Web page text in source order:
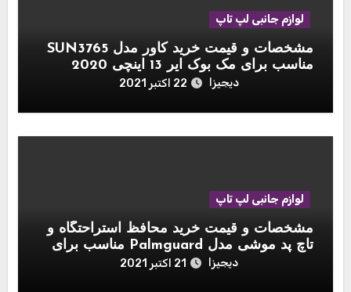
لوازم جانبی لپ تاپ
مشخصات و قیمت خرید کاور مدل SUN3765
مناسب برای مک بوک ایر 13 اینچی 2020
دیجیزا 22 اکتبر 2021
لوازم جانبی لپ تاپ
مشخصات و قیمت خرید محافظ استراحتگاه و
تاچ پد موشی مدل Palmguard مناسب برای
دیجیزا 21 اکتبر 2021